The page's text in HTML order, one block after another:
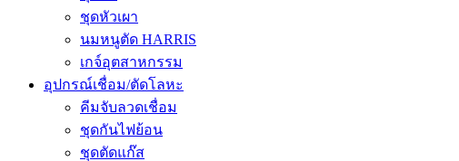
ชุดหัวเผา
นมหนูตัด HARRIS
เกจ์อุตสาหกรรม
อุปกรณ์เชื่อม/ตัดโลหะ
คีมจับลวดเชื่อม
ชุดกันไฟย้อน
ชุดตัดแก๊ส